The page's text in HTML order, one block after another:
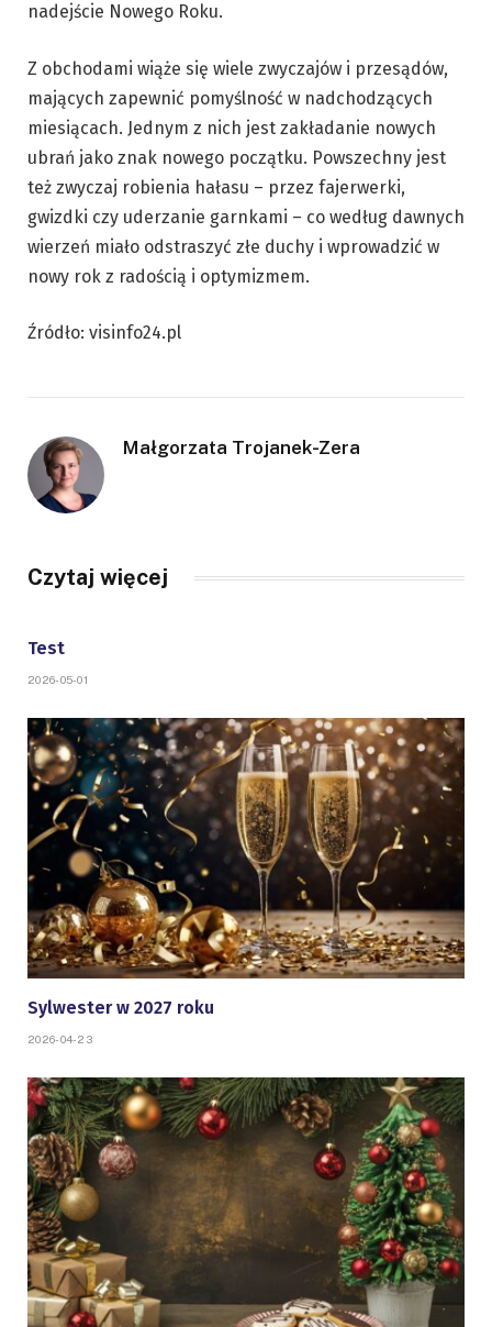
nadejście Nowego Roku.
Z obchodami wiąże się wiele zwyczajów i przesądów,
mających zapewnić pomyślność w nadchodzących
miesiącach. Jednym z nich jest zakładanie nowych
ubrań jako znak nowego początku. Powszechny jest
też zwyczaj robienia hałasu – przez fajerwerki,
gwizdki czy uderzanie garnkami – co według dawnych
wierzeń miało odstraszyć złe duchy i wprowadzić w
nowy rok z radością i optymizmem.
Źródło: visinfo24.pl
Małgorzata Trojanek-Zera
Czytaj więcej
Test
2026-05-01
Sylwester w 2027 roku
2026-04-23